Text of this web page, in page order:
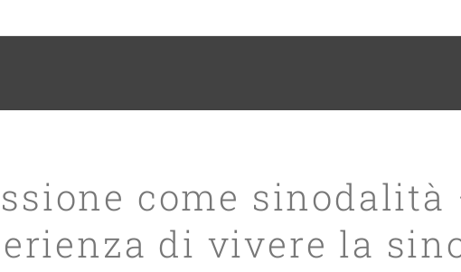
come sinodalità
di vivere la